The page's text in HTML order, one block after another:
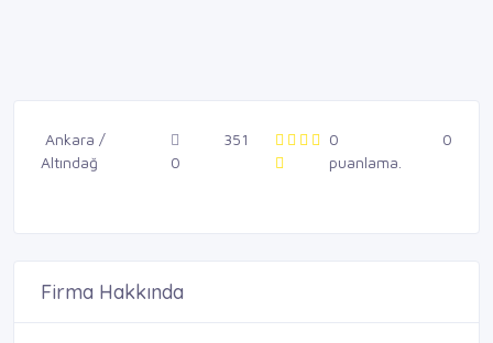
Ankara /
Altındağ
0
351
0
puanlama.
0
Firma Hakkında